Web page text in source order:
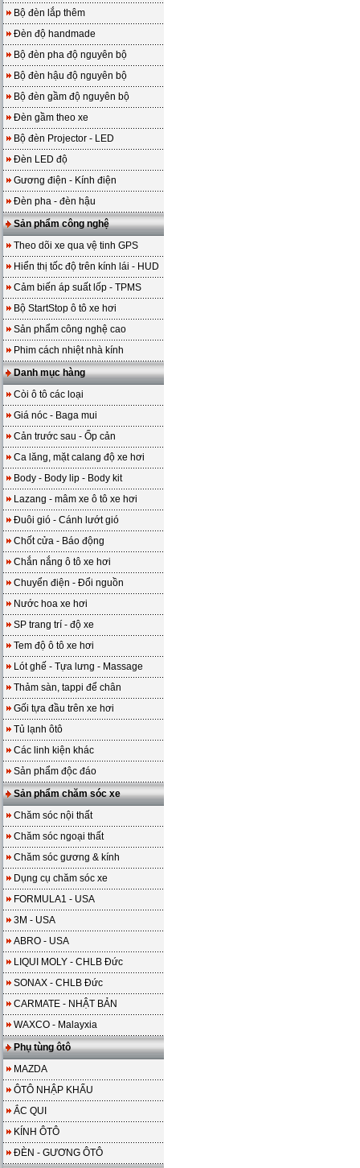
Bộ đèn lắp thêm
Đèn độ handmade
Bộ đèn pha độ nguyên bộ
Bộ đèn hậu độ nguyên bộ
Bộ đèn gầm độ nguyên bộ
Đèn gầm theo xe
Bộ đèn Projector - LED
Đèn LED độ
Gương điện - Kính điện
Đèn pha - đèn hậu
Sản phẩm công nghệ
Theo dõi xe qua vệ tinh GPS
Hiển thị tốc độ trên kính lái - HUD
Cảm biến áp suất lốp - TPMS
Bộ StartStop ô tô xe hơi
Sản phẩm công nghệ cao
Phim cách nhiệt nhà kính
Danh mục hàng
Còi ô tô các loại
Giá nóc - Baga mui
Cản trước sau - Ốp cản
Ca lăng, mặt calang độ xe hơi
Body - Body lip - Body kit
Lazang - mâm xe ô tô xe hơi
Đuôi gió - Cánh lướt gió
Chốt cửa - Báo động
Chắn nắng ô tô xe hơi
Chuyển điện - Đổi nguồn
Nước hoa xe hơi
SP trang trí - độ xe
Tem độ ô tô xe hơi
Lót ghế - Tựa lưng - Massage
Thảm sàn, tappi để chân
Gối tựa đầu trên xe hơi
Tủ lạnh ôtô
Các linh kiện khác
Sản phẩm độc đáo
Sản phẩm chăm sóc xe
Chăm sóc nội thất
Chăm sóc ngoại thất
Chăm sóc gương & kính
Dụng cụ chăm sóc xe
FORMULA1 - USA
3M - USA
ABRO - USA
LIQUI MOLY - CHLB Đức
SONAX - CHLB Đức
CARMATE - NHẬT BẢN
WAXCO - Malayxia
Phụ tùng ôtô
MAZDA
ÔTÔ NHẬP KHẨU
ẮC QUI
KÍNH ÔTÔ
ĐÈN - GƯƠNG ÔTÔ